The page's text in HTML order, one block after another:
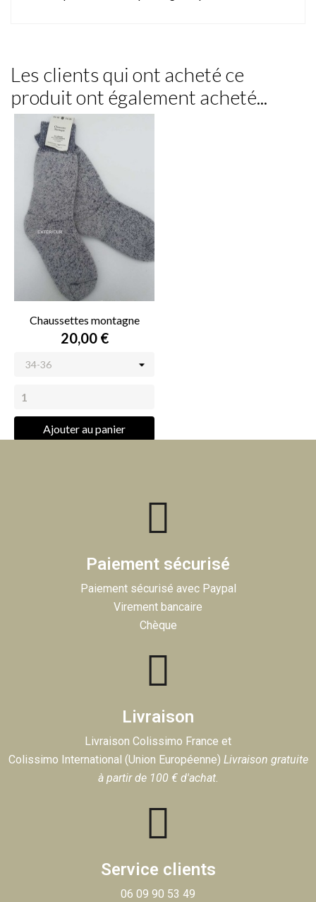
Les clients qui ont acheté ce
produit ont également acheté...
Chaussettes montagne
20,00 €
Ajouter au panier
Paiement sécurisé
Paiement sécurisé avec Paypal
Virement bancaire
Chèque
Livraison
Livraison Colissimo France et
Colissimo International (Union Européenne) Livraison gratuite
à partir de 100 € d'achat.
Service clients
06 09 90 53 49